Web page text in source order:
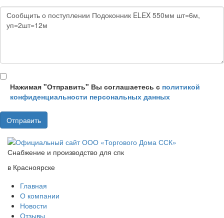
Нажимая "Отправить" Вы соглашаетесь с политикой
конфиденциальности персональных данных
Снабжение и производство для спк
в Красноярске
Главная
О компании
Новости
Отзывы